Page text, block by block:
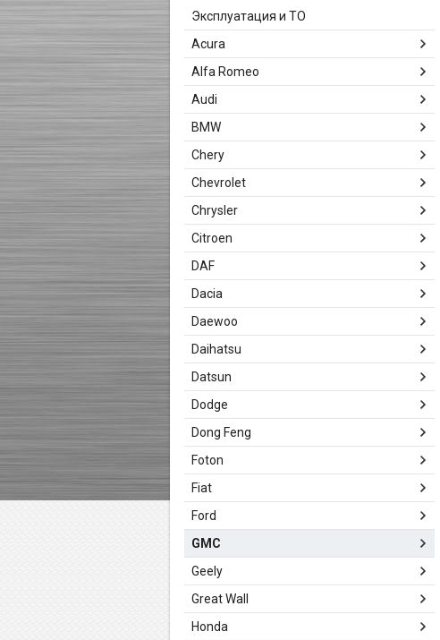
Эксплуатация и ТО
Acura
Alfa Romeo
Audi
BMW
Chery
Chevrolet
Chrysler
Citroen
DAF
Dacia
Daewoo
Daihatsu
Datsun
Dodge
Dong Feng
Foton
Fiat
Ford
GMC
Geely
Great Wall
Honda